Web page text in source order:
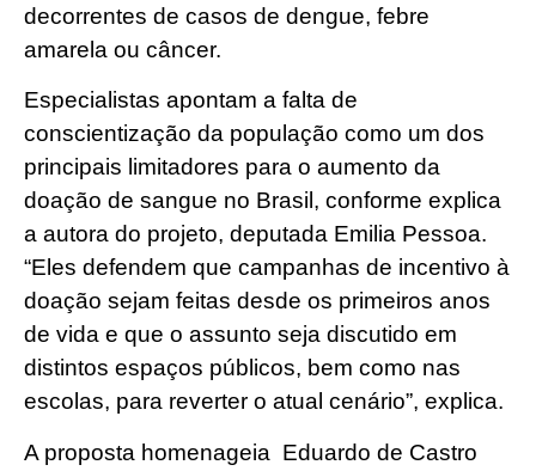
decorrentes de casos de dengue, febre
amarela ou câncer.
Especialistas apontam a falta de
conscientização da população como um dos
principais limitadores para o aumento da
doação de sangue no Brasil, conforme explica
a autora do projeto, deputada Emilia Pessoa.
“Eles defendem que campanhas de incentivo à
doação sejam feitas desde os primeiros anos
de vida e que o assunto seja discutido em
distintos espaços públicos, bem como nas
escolas, para reverter o atual cenário”, explica.
A proposta homenageia Eduardo de Castro